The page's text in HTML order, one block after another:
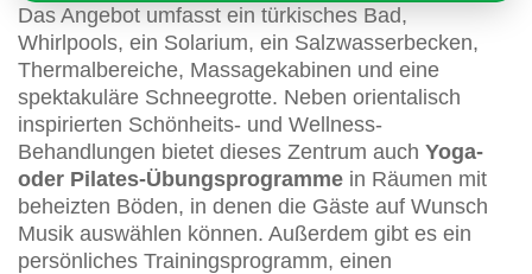
Das Angebot umfasst ein türkisches Bad,
Whirlpools, ein Solarium, ein Salzwasserbecken,
Thermalbereiche, Massagekabinen und eine
spektakuläre Schneegrotte. Neben orientalisch
inspirierten Schönheits- und Wellness-
Behandlungen bietet dieses Zentrum auch Yoga-
oder Pilates-Übungsprogramme in Räumen mit
beheizten Böden, in denen die Gäste auf Wunsch
Musik auswählen können. Außerdem gibt es ein
persönliches Trainingsprogramm, einen